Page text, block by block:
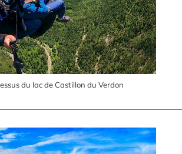
du lac de Castillon du Verdon